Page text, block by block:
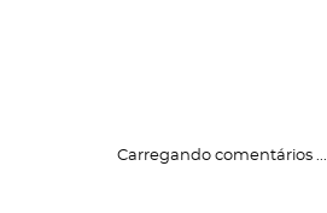
Carregando comentários ...